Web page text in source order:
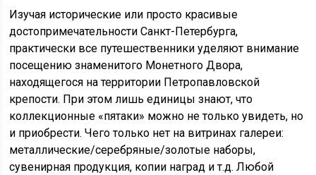
Изучая исторические или просто красивые
достопримечательности Санкт-Петербурга,
практически все путешественники уделяют внимание
посещению знаменитого Монетного Двора,
находящегося на территории Петропавловской
крепости. При этом лишь единицы знают, что
коллекционные «пятаки» можно не только увидеть, но
и приобрести. Чего только нет на витринах галереи:
металлические/серебряные/золотые наборы,
сувенирная продукция, копии наград и т.д. Любой